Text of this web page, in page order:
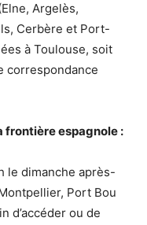
Argelès,
Cerbère et Port-
à Toulouse, soit
correspondance
frontière espagnole :
le dimanche après-
Port Bou
d’accéder ou de